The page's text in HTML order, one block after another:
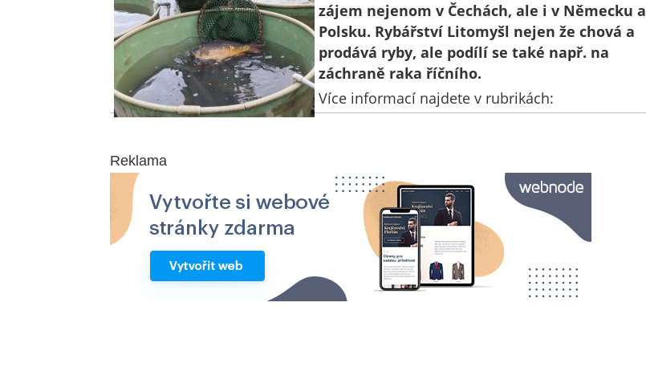
zájem nejenom v Čechách, ale i v Německu a
Polsku. Rybářství Litomyšl nejen že chová a
prodává ryby, ale podílí se také např. na
záchraně raka říčního.
Více informací najdete v rubrikách:
Reklama